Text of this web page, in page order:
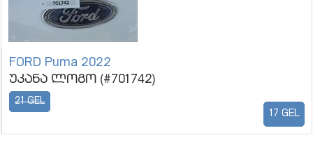
FORD Puma 2022
უკანა ლოგო (#701742)
21 GEL
17 GEL